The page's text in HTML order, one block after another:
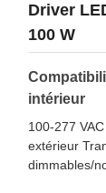
Driver
100 W
intérieur
100-277
extérieur
dimmables/